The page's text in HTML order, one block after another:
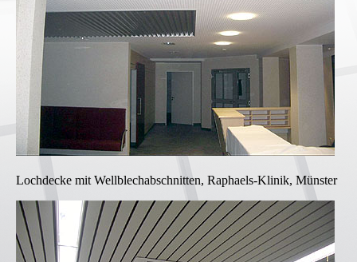
Lochdecke mit Wellblechabschnitten, Raphaels-Klinik, Münster